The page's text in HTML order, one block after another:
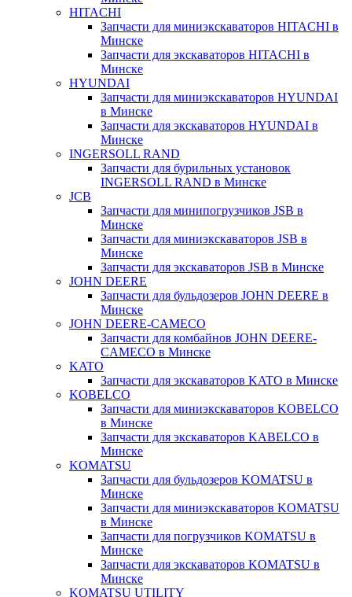
HITACHI
Запчасти для миниэкскаваторов HITACHI в
Минске
Запчасти для экскаваторов HITACHI в
Минске
HYUNDAI
Запчасти для миниэкскаваторов HYUNDAI
в Минске
Запчасти для экскаваторов HYUNDAI в
Минске
INGERSOLL RAND
Запчасти для бурильных установок
INGERSOLL RAND в Минске
JCB
Запчасти для минипогрузчиков JSB в
Минске
Запчасти для миниэкскаваторов JSB в
Минске
Запчасти для экскаваторов JSB в Минске
JOHN DEERE
Запчасти для бульдозеров JOHN DEERE в
Минске
JOHN DEERE-CAMECO
Запчасти для комбайнов JOHN DEERE-
CAMECO в Минске
KATO
Запчасти для экскаваторов KATO в Минске
KOBELCO
Запчасти для миниэкскаваторов KOBELCO
в Минске
Запчасти для экскаваторов KABELCO в
Минске
KOMATSU
Запчасти для бульдозеров KOMATSU в
Минске
Запчасти для миниэкскаваторов KOMATSU
в Минске
Запчасти для погрузчиков KOMATSU в
Минске
Запчасти для экскаваторов KOMATSU в
Минске
KOMATSU UTILITY